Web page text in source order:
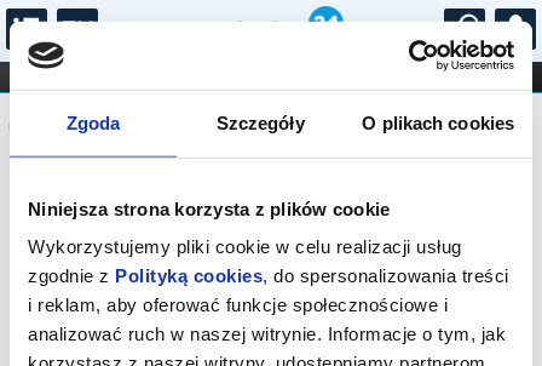
Zgoda Szczegóły O plikach cookies
Niniejsza strona korzysta z plików cookie
Wykorzystujemy pliki cookie w celu realizacji usług
zgodnie z Polityką cookies, do spersonalizowania treści
i reklam, aby oferować funkcje społecznościowe i
analizować ruch w naszej witrynie. Informacje o tym, jak
...
FILHARMONIA OPERA I BALET
STAND-UP
DLA DZIECI
Komunikat
Sprzedaż on-line została zakończona,
sprawdź dostępność biletów w kasie.